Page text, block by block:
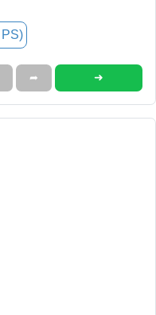
➦ ➜